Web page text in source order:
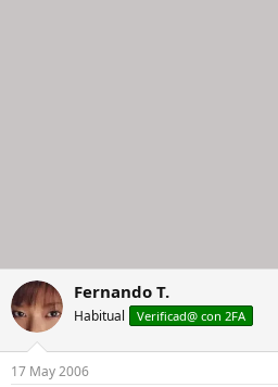
Fernando T.
Habitual Verificad@ con 2FA
17 May 2006